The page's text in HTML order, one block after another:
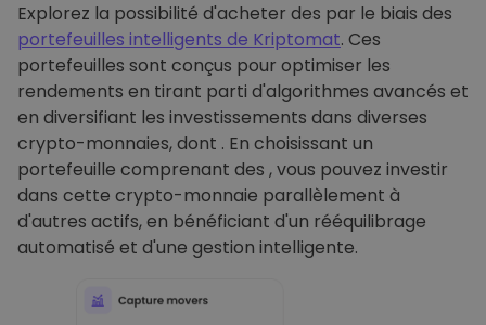
Explorez la possibilité d'acheter des par le biais des
portefeuilles intelligents de Kriptomat. Ces
portefeuilles sont conçus pour optimiser les
rendements en tirant parti d'algorithmes avancés et
en diversifiant les investissements dans diverses
crypto-monnaies, dont . En choisissant un
portefeuille comprenant des , vous pouvez investir
dans cette crypto-monnaie parallèlement à
d'autres actifs, en bénéficiant d'un rééquilibrage
automatisé et d'une gestion intelligente.